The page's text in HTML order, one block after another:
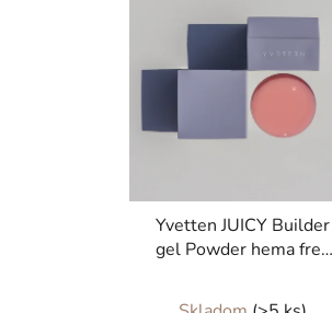
Yvetten JUICY Builder
gel Powder hema free